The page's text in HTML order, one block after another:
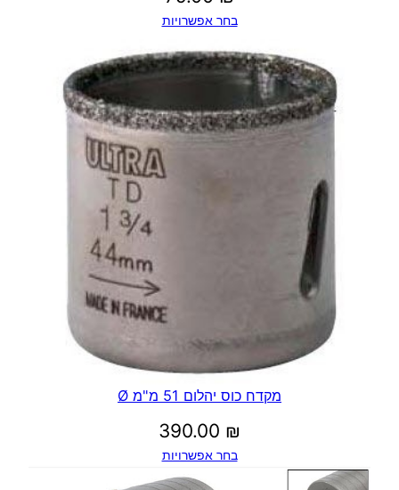
בחר אפשרויות
מקדח כוס יהלום 51 מ"מ Ø
390.00 ₪
בחר אפשרויות